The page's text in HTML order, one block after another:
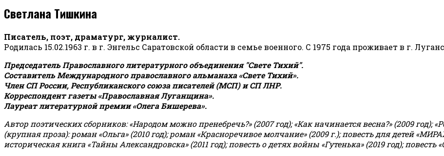
Светлана Тишкина
Писатель, поэт, драматург, журналист.
Родилась 15.02.1963 г. в г. Энгельс Саратовской области в семье военного. С 1975 года проживает в г.
Председатель Православного литературного объединения "Свете Тихий".
Составитель Международного православного альманаха «Свете Тихий».
Член СП России, Республиканского союза писателей (МСП) и СП ЛНР.
Корреспондент газеты «Православная Луганщина».
Лауреат литературной премии «Олега Бишерева».
Автор поэтических сборников: «Народом можно пренебречь?» (2007 год); «Как начинается весна?» (2009 год);
(крупная проза): роман «Ольга» (2010 год); роман «Красноречивое молчание» (2009 г.); повесть для детей
историческая книга «Тайны Александровска» (2011 год); повесть о детях войны «Гутенька» (2019 год); повесть